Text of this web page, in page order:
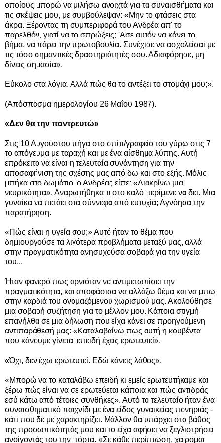
οποίους μπορώ να μιλήσω ανοιχτά για τα συναισθήματα και
τις σκέψεις μου, με συμβούλεψαν: «Μην το φτάσεις στα
άκρα. Ξέροντας τη συμπεριφορά του Ανδρέα απ' το
παρελθόν, γιατί να το σπρώξεις; 'Ασε αυτόν να κάνει το
βήμα, να πάρει την πρωτοβουλία. Συνέχισε να ασχολείσαι με
τις τόσο σημαντικές δραστηριότητές σου. Αδιαφόρησε, μη
δίνεις σημασία».
Εύκολο στα λόγια. Αλλά πώς θα το αντέξει το στομάχι μου;».
(Απόσπασμα ημερολογίου 26 Μαΐου 1987).
«Δεν θα την παντρευτώ»
Στις 10 Αυγούστου πήγα στο σπίτι/γραφείο του γύρω στις 7
το απόγευμα με ταραχή και με ένα αίσθημα λύπης. Αυτή
επρόκειτο να είναι η τελευταία συνάντηση για την
αποσαφήνιση της σχέσης μας από δω και στο εξής. Μόλις
μπήκα στο δωμάτιο, ο Ανδρέας είπε: «Διακρίνω μια
νευρικότητα». Αναρωτήθηκα τι στο καλό περίμενε να δει. Μια
γυναίκα να πετάει στα σύννεφα από ευτυχία; Αγνόησα την
παρατήρηση.
«Πώς είναι η υγεία σου;» Αυτό ήταν το θέμα που
δημιουργούσε τα λιγότερα προβλήματα μεταξύ μας, αλλά
στην πραγματικότητα ανησυχούσα σοβαρά για την υγεία
του...
Ήταν φανερό πως αρνιόταν να αντιμετωπίσει την
πραγματικότητα, και αποφάσισα να αλλάξω θέμα και να μπω
στην καρδιά του ονομαζόμενου χωρισμού μας. Ακολούθησε
μια σοβαρή συζήτηση για το μέλλον μου. Κάποια στιγμή
επανήλθα σε μια δήλωση που είχα κάνει σε προηγούμενη
αντιπαράθεσή μας: «Καταλαβαίνω πως αυτή η κουβέντα
που κάνουμε γίνεται επειδή έχεις ερωτευτεί».
«Όχι, δεν έχω ερωτευτεί. Εδώ κάνεις λάθος».
«Μπορώ να το καταλάβω επειδή κι εμείς ερωτευτήκαμε και
ξέρω πώς είναι να σε ερωτεύεται κάποια και πώς αντιδράς
εσύ κάτω από τέτοιες συνθήκες». Αυτό το τελευταίο ήταν ένα
συναισθηματικό παιχνίδι με ένα είδος γυναικείας πονηριάς -
κάτι που δε με χαρακτηρίζει. Μάλλον θα υπάρχει στο βάθος
της προσωπικότητάς μου και το είχα αφήσει να ξεγλιστρήσει
ανοίγοντάς του την πόρτα. «Σε κάθε περίπτωση, χαίρομαι